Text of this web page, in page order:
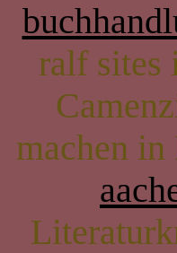
ralf sites
machen